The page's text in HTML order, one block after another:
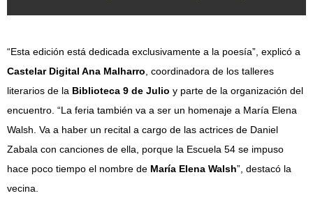
“Esta edición está dedicada exclusivamente a la poesía”, explicó a
Castelar Digital Ana Malharro , coordinadora de los talleres
literarios de la Biblioteca 9 de Julio y parte de la organización del
encuentro. “La feria también va a ser un homenaje a María Elena
Walsh. Va a haber un recital a cargo de las actrices de Daniel
Zabala con canciones de ella, porque la Escuela 54 se impuso
hace poco tiempo el nombre de María Elena Walsh”, destacó la
vecina.